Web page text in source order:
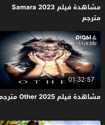
مشاهدة فيلم Samara 2023
مترجم
01:32:57
مشاهدة فيلم Other 2025 مترجم